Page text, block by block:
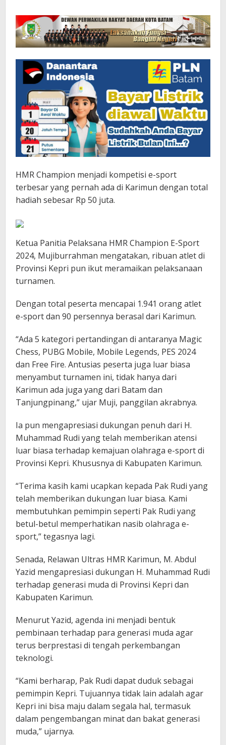
HMR Champion menjadi kompetisi e-sport
terbesar yang pernah ada di Karimun dengan total
hadiah sebesar Rp 50 juta.
Ketua Panitia Pelaksana HMR Champion E-Sport
2024, Mujiburrahman mengatakan, ribuan atlet di
Provinsi Kepri pun ikut meramaikan pelaksanaan
turnamen.
Dengan total peserta mencapai 1.941 orang atlet
e-sport dan 90 persennya berasal dari Karimun.
“Ada 5 kategori pertandingan di antaranya Magic
Chess, PUBG Mobile, Mobile Legends, PES 2024
dan Free Fire. Antusias peserta juga luar biasa
menyambut turnamen ini, tidak hanya dari
Karimun ada juga yang dari Batam dan
Tanjungpinang,” ujar Muji, panggilan akrabnya.
Ia pun mengapresiasi dukungan penuh dari H.
Muhammad Rudi yang telah memberikan atensi
luar biasa terhadap kemajuan olahraga e-sport di
Provinsi Kepri. Khususnya di Kabupaten Karimun.
“Terima kasih kami ucapkan kepada Pak Rudi yang
telah memberikan dukungan luar biasa. Kami
membutuhkan pemimpin seperti Pak Rudi yang
betul-betul memperhatikan nasib olahraga e-
sport,” tegasnya lagi.
Senada, Relawan Ultras HMR Karimun, M. Abdul
Yazid mengapresiasi dukungan H. Muhammad Rudi
terhadap generasi muda di Provinsi Kepri dan
Kabupaten Karimun.
Menurut Yazid, agenda ini menjadi bentuk
pembinaan terhadap para generasi muda agar
terus berprestasi di tengah perkembangan
teknologi.
“Kami berharap, Pak Rudi dapat duduk sebagai
pemimpin Kepri. Tujuannya tidak lain adalah agar
Kepri ini bisa maju dalam segala hal, termasuk
dalam pengembangan minat dan bakat generasi
muda,” ujarnya.